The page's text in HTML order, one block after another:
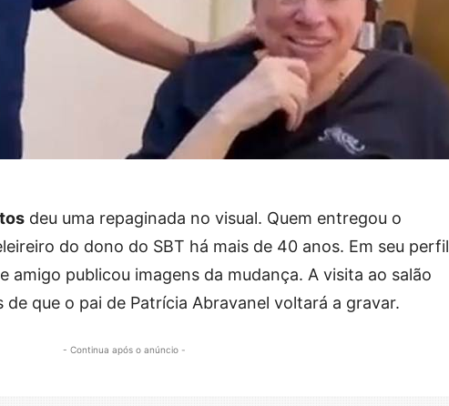
deu uma repaginada no visual. Quem entregou o
do dono do SBT há mais de 40 anos. Em seu perfil
amigo publicou imagens da mudança. A visita ao salão
que o pai de Patrícia Abravanel voltará a gravar.
- Continua após o anúncio -